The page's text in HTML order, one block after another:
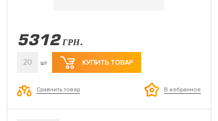
5312 ГРН.
20 шт КУПИТЬ ТОВАР
Сравнить товар В избранное